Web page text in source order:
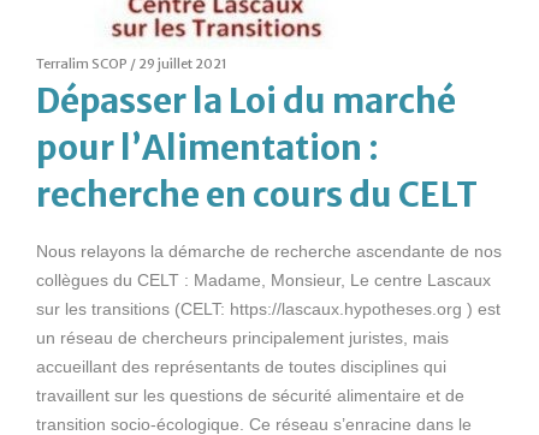
Terralim SCOP / 29 juillet 2021
Dépasser la Loi du marché
pour l’Alimentation :
recherche en cours du CELT
Nous relayons la démarche de recherche ascendante de nos
collègues du CELT : Madame, Monsieur, Le centre Lascaux
sur les transitions (CELT: https://lascaux.hypotheses.org ) est
un réseau de chercheurs principalement juristes, mais
accueillant des représentants de toutes disciplines qui
travaillent sur les questions de sécurité alimentaire et de
transition socio-écologique. Ce réseau s’enracine dans le